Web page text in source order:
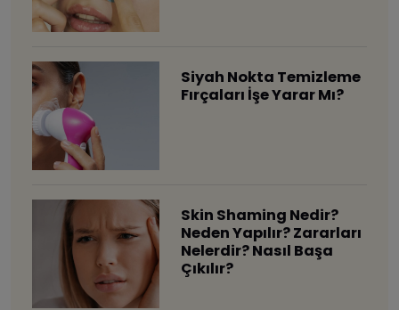
Siyah Nokta Temizleme
Fırçaları İşe Yarar Mı?
Skin Shaming Nedir?
Neden Yapılır? Zararları
Nelerdir? Nasıl Başa
Çıkılır?